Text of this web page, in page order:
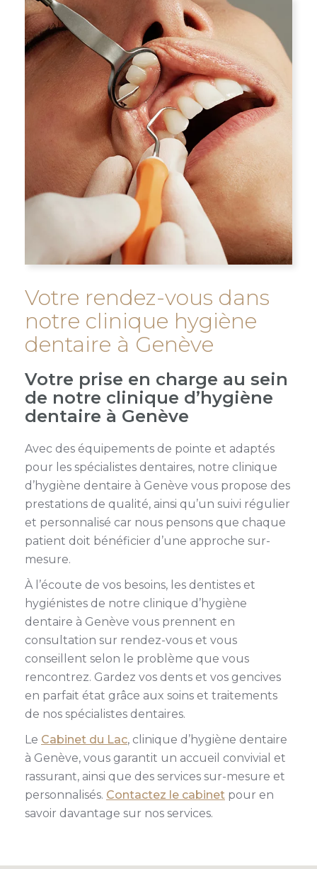
Votre rendez-vous dans
notre clinique hygiène
dentaire à Genève
Votre prise en charge au sein
de notre clinique d’hygiène
dentaire à Genève
Avec des équipements de pointe et adaptés
pour les spécialistes dentaires, notre clinique
d’hygiène dentaire à Genève vous propose des
prestations de qualité, ainsi qu’un suivi régulier
et personnalisé car nous pensons que chaque
patient doit bénéficier d’une approche sur-
mesure.
À l’écoute de vos besoins, les dentistes et
hygiénistes de notre clinique d’hygiène
dentaire à Genève vous prennent en
consultation sur rendez-vous et vous
conseillent selon le problème que vous
rencontrez. Gardez vos dents et vos gencives
en parfait état grâce aux soins et traitements
de nos spécialistes dentaires.
Le Cabinet du Lac, clinique d’hygiène dentaire
à Genève, vous garantit un accueil convivial et
rassurant, ainsi que des services sur-mesure et
personnalisés. Contactez le cabinet pour en
savoir davantage sur nos services.